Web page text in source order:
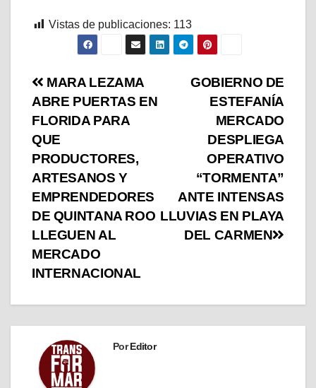
Vistas de publicaciones: 113
GOBIERNO DE
ESTEFANÍA
MERCADO
DESPLIEGA
OPERATIVO
“TORMENTA”
ANTE INTENSAS
LLUVIAS EN PLAYA
DEL CARMEN
MARA LEZAMA
ABRE PUERTAS EN
FLORIDA PARA
QUE
PRODUCTORES,
ARTESANOS Y
EMPRENDEDORES
DE QUINTANA ROO
LLEGUEN AL
MERCADO
INTERNACIONAL
PorEditor